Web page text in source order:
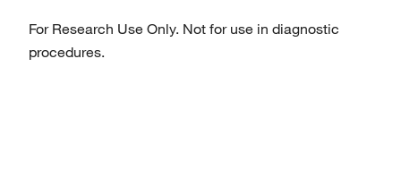
For Research Use Only. Not for use in diagnostic
procedures.